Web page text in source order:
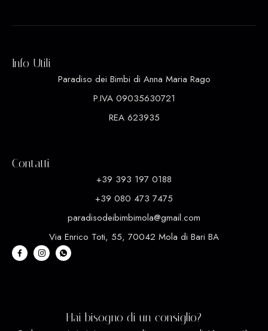
Info Utili
Paradiso dei Bimbi di Anna Maria Rago
P.IVA 09035630721
REA 623935
Contatti
+39 393 197 0188
+39 080 473 7475
paradisodeibimbimola@gmail.com
Via Enrico Toti, 55, 70042 Mola di Bari BA
Hai bisogno di un consiglio?